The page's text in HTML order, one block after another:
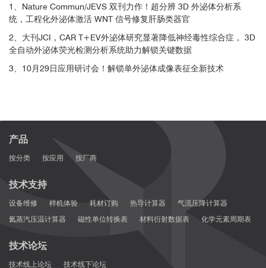
(2022): 771-791.
[17] Portes, Marion, et al. "Nanoscale architecture and
coordination of actin cores within the sealing zone of human
osteoclasts." Elife 11 (2022): e75610.
[18] Wessel, Aimee K., et al. "Escherichia coli membrane
[19] Radhakrishnan, A. V., et al. "Single-Protein Tracking to Study
Protein Interactions During Integrin-Based Migration." The
Integrin Interactome. Humana, New York, NY, (2021). 85-113.
[20] Jouchet, Pierre, et al. "Nanometric axial localization of single
fluorescent molecules with modulated excitation." Nature
[21] Orré, Thomas, et al. "Molecular motion and tridimensional
nanoscale localization of kindlin control integrin activation in focal
adhesions." Nature Communications 12.1 (2021): 3104.
[22] Pernier, Julien, et al. "Myosin 1b flattens and prunes
1、Nature Commun/JEVS 双刊力作！超分辨 3D 外泌体分析系
统，工程化外泌体激活 WNT 信号修复肝肠类器官
2、大刊JCI，CAR T+EV外泌体研究显著降低神经毒性综合症， 3D
全自动外泌体荧光检测分析系统助力解锁关键数据
3、10月29日应用研讨会！解锁单外泌体成像表征全新技术
产品
按分类 按应用 按厂商
技术支持
设备维修 样机体验 耗材订购 热导计算器
气流压降计算器
氦蒸汽压温计算器
磁性单位转换表 材料衍射数据表 化学元素周期表
技术论坛
技术线上论坛 技术线下论坛